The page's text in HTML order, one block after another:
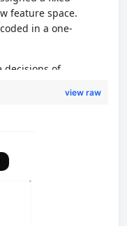
view raw